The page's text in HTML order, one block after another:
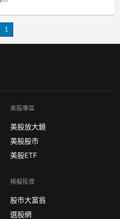
GTS之間的對比是怎樣的？如
1
美股專區
美股放大鏡
美股股市
美股ETF
模擬投資
股市大富翁
選股網